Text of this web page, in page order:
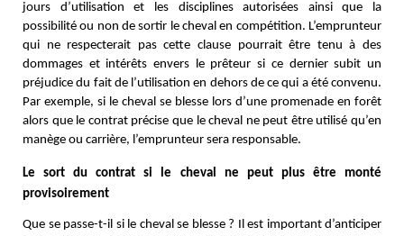
jours d’utilisation et les disciplines autorisées ainsi que la
possibilité ou non de sortir le cheval en compétition. L’emprunteur
qui ne respecterait pas cette clause pourrait être tenu à des
dommages et intérêts envers le prêteur si ce dernier subit un
préjudice du fait de l’utilisation en dehors de ce qui a été convenu.
Par exemple, si le cheval se blesse lors d’une promenade en forêt
alors que le contrat précise que le cheval ne peut être utilisé qu’en
manège ou carrière, l’emprunteur sera responsable.
Le sort du contrat si le cheval ne peut plus être monté
provisoirement
Que se passe-t-il si le cheval se blesse ? Il est important d’anticiper